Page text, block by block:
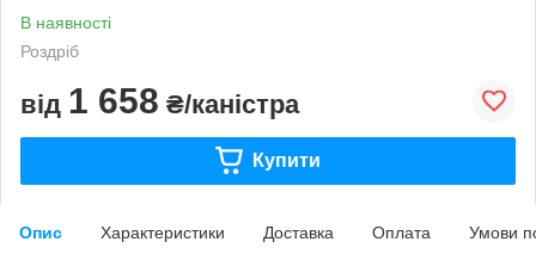
В наявності
Роздріб
від 1 658 ₴/каністра
Купити
Опис Характеристики Доставка Оплата Умови